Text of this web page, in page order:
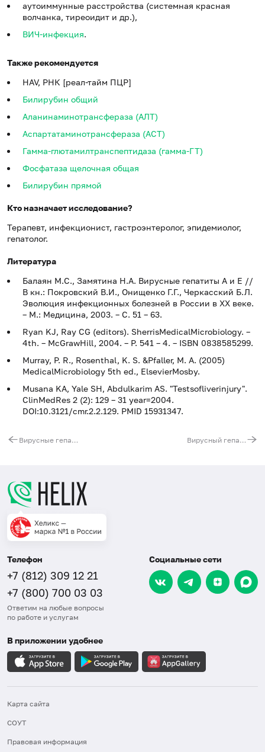
аутоиммунные расстройства (системная красная
волчанка, тиреоидит и др.),
ВИЧ-инфекция.
Также рекомендуется
HAV, РНК [реал-тайм ПЦР]
Билирубин общий
Аланинаминотрансфераза (АЛТ)
Аспартатаминотрансфераза (АСТ)
Гамма-глютамилтранспептидаза (гамма-ГТ)
Фосфатаза щелочная общая
Билирубин прямой
Кто назначает исследование?
Терапевт, инфекционист, гастроэнтеролог, эпидемиолог,
гепатолог.
Литература
Балаян М.С., Замятина Н.А. Вирусные гепатиты А и Е //
В кн.: Покровский В.И., Онищенко Г.Г., Черкасский Б.Л.
Эволюция инфекционных болезней в России в XX веке.
– М.: Медицина, 2003. – С. 51 – 63.
Ryan KJ, Ray CG (editors). SherrisMedicalMicrobiology. –
4th. – McGrawHill, 2004. – P. 541 – 4. – ISBN 0838585299.
Murray, P. R., Rosenthal, K. S. &Pfaller, M. A. (2005)
MedicalMicrobiology 5th ed., ElsevierMosby.
Musana KA, Yale SH, Abdulkarim AS. "Testsofliverinjury".
ClinMedRes 2 (2): 129 – 31 year=2004.
DOI:10.3121/cmr.2.2.129. PMID 15931347.
Вирусные гепатиты. Первичная диагностика Вирусный гепатит A. Обследование контактных лиц
Телефон
+7 (812) 309 12 21
+7 (800) 700 03 03
Ответим на любые вопросы
по работе и услугам
Социальные сети
В приложении удобнее
Карта сайта
СОУТ
Правовая информация